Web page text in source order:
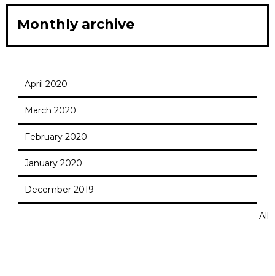
Monthly archive
April 2020
March 2020
February 2020
January 2020
December 2019
All